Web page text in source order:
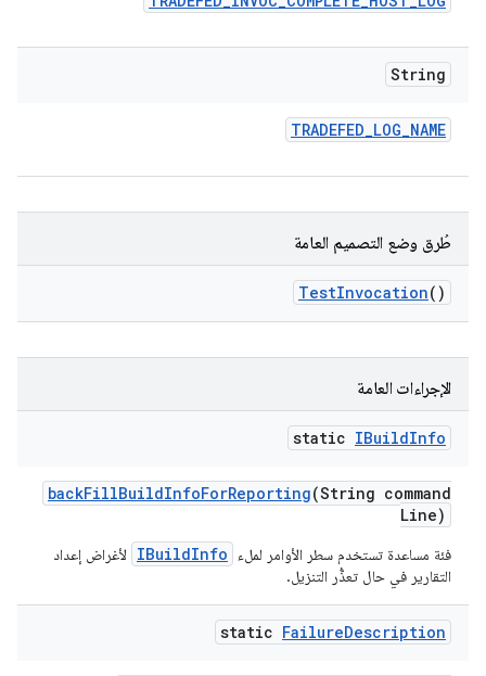
String
TRADEFED_LOG_NAME
طُرق وضع التصميم العامة
TestInvocation()
الإجراءات العامة
static IBuildInfo
backFillBuildInfoForReporting(String command
Line)
فئة مساعدة تستخدم سطر الأوامر لملء IBuildInfo
لأغراض إعداد
التقارير في حال تعذُّر التنزيل.
static FailureDescription